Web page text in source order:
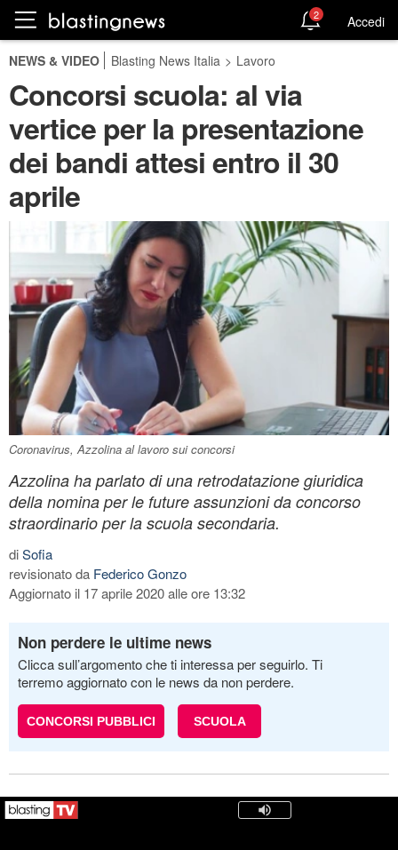
2 Accedi
NEWS & VIDEO Blasting News Italia > Lavoro
Concorsi scuola: al via
vertice per la presentazione
dei bandi attesi entro il 30
aprile
Coronavirus, Azzolina al lavoro sui concorsi
Azzolina ha parlato di una retrodatazione giuridica
della nomina per le future assunzioni da concorso
straordinario per la scuola secondaria.
diSofia
revisionato da Federico Gonzo
Aggiornato il 17 aprile 2020 alle ore 13:32
Non perdere le ultime news
Clicca sull’argomento che ti interessa per seguirlo. Ti
terremo aggiornato con le news da non perdere.
CONCORSI PUBBLICI SCUOLA